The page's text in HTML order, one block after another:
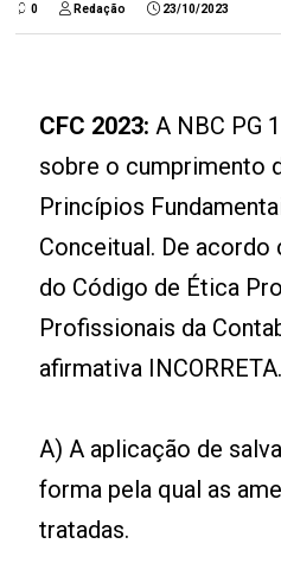
0 Redação 23/10/2023
CFC 2023:A NBC PG
sobre o cumprimento
Princípios
Conceitual. De
do Código de Ética
Profissionais da
afirmativa INCORRETA.
A) A aplicação de
forma pela qual as
tratadas.